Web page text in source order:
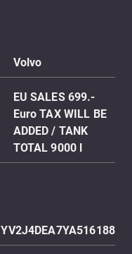
Volvo
EU SALES 699.-
Euro TAX WILL BE
ADDED / TANK
TOTAL 9000 l
YV2J4DEA7YA516188